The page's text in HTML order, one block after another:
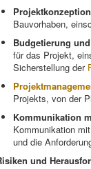
Bauvorhaben,
Budgetierung
für das Projekt,
Sicherstellung der
Projekts, von der
Kommunikation
Kommunikation
und die
und